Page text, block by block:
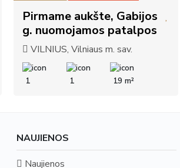
Pirmame aukšte, Gabijos
g. nuomojamos patalpos
VILNIUS, Vilniaus m. sav.
1 1 19 m²
NAUJIENOS
Naujienos